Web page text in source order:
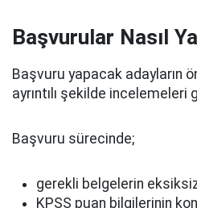
Başvurular Nasıl
Başvuru yapacak adayların
ayrıntılı şekilde incelemeleri
Başvuru sürecinde;
gerekli belgelerin
KPSS puan bilgilerinin